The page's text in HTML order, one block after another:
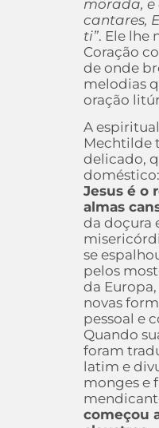
morada,
cantares,
ti”. Ele lhe
Coração
de onde
melodias
oração
A
Mechtilde
delicado,
doméstico:
Jesus é o
almas
da doçura
se
pelos
da
novas
pessoal e
Quando
foram
latim e
monges e
começou